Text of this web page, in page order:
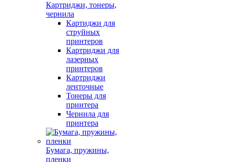
Картриджи, тонеры,
чернила
Картиджи для
струйных
принтеров
Картриджи для
лазерных
принтеров
Картриджи
ленточные
Тонеры для
принтера
Чернила для
принтера
Бумага, пружины,
пленки